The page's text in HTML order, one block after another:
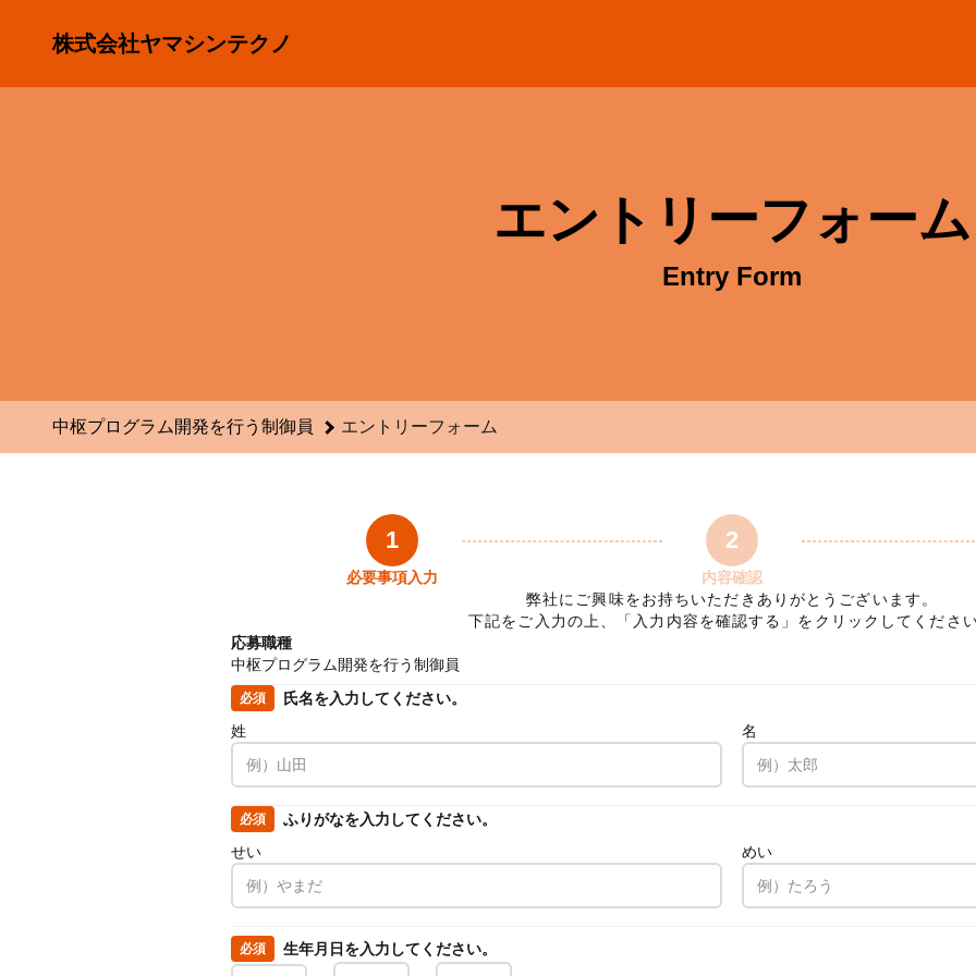
株式会社ヤマシンテクノ
エントリーフォーム
Entry Form
中枢プログラム開発を行う制御員 エントリーフォーム
1
必要事項入力
2
内容確認
弊社にご興味をお持ちいただきありがとうございます。
下記をご入力の上、「入力内容を確認する」をクリックしてください
応募職種
中枢プログラム開発を行う制御員
必須
氏名を入力してください。
姓
名
必須
ふりがなを入力してください。
せい
めい
必須 生年月日を入力してください。